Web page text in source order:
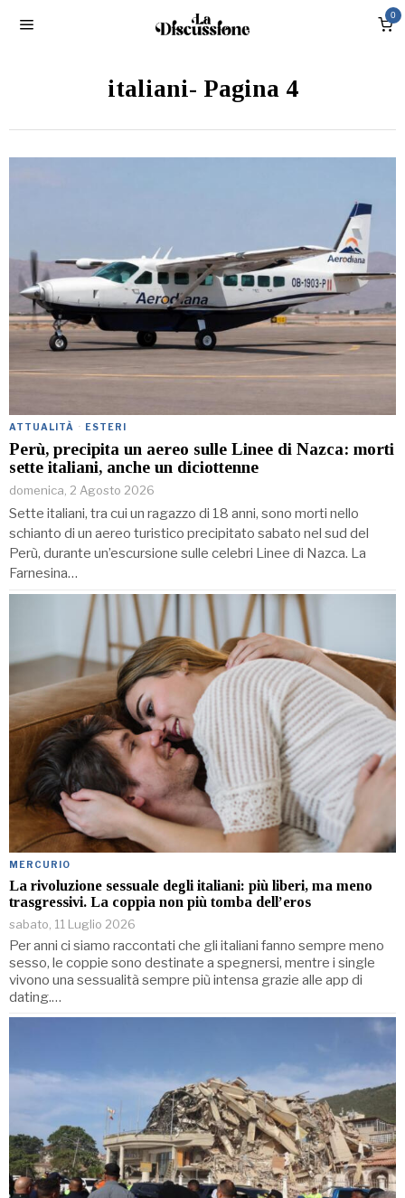
0
italiani- Pagina 4
ATTUALITÀ · ESTERI
Perù, precipita un aereo sulle Linee di Nazca: morti
sette italiani, anche un diciottenne
domenica, 2 Agosto 2026
Sette italiani, tra cui un ragazzo di 18 anni, sono morti nello
schianto di un aereo turistico precipitato sabato nel sud del
Perù, durante un’escursione sulle celebri Linee di Nazca. La
Farnesina…
MERCURIO
La rivoluzione sessuale degli italiani: più liberi, ma meno
trasgressivi. La coppia non più tomba dell’eros
sabato, 11 Luglio 2026
Per anni ci siamo raccontati che gli italiani fanno sempre meno
sesso, le coppie sono destinate a spegnersi, mentre i single
vivono una sessualità sempre più intensa grazie alle app di
dating.…